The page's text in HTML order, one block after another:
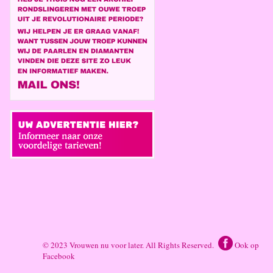
© 2023 Vrouwen nu voor later. All Rights Reserved.
Ook op
Facebook